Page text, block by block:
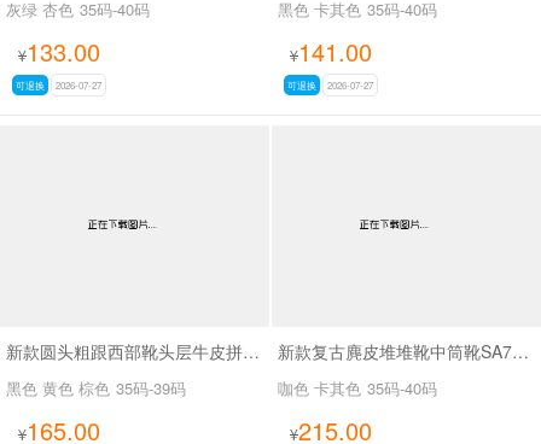
灰绿 杏色 35码-40码
¥133.00
可退换 2026-07-27
黑色 卡其色 35码-40码
¥141.00
可退换 2026-07-27
新款圆头粗跟西部靴头层牛皮拼接皮带扣短筒靴SA6002
黑色 黄色 棕色 35码-39码
¥165.00
新款复古麂皮堆堆靴中筒靴SA7320-16
咖色 卡其色 35码-40码
¥215.00